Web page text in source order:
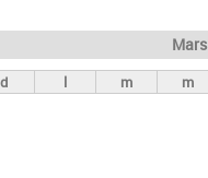
r
c
Mars
d l m m